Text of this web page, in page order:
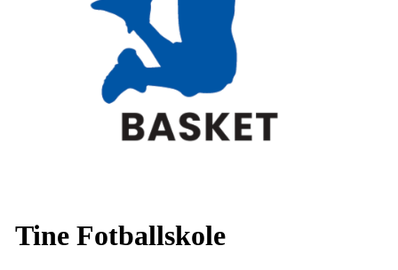
Tine Fotballskole